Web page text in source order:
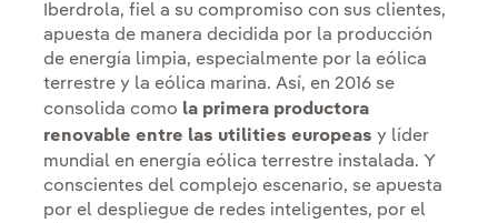
Iberdrola, fiel a su compromiso con sus clientes,
apuesta de manera decidida por la producción
de energía limpia, especialmente por la eólica
terrestre y la eólica marina. Así, en 2016 se
consolida como la primera productora
renovable entre las utilities europeas y líder
mundial en energía eólica terrestre instalada. Y
conscientes del complejo escenario, se apuesta
por el despliegue de redes inteligentes, por el